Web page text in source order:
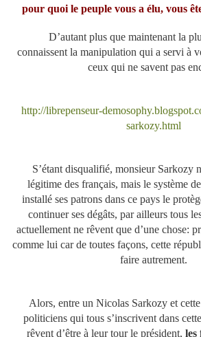
pour quoi le peuple vous a élu, vous
D’autant plus que maintenant la
connaissent la manipulation qui a servi à
ceux qui ne savent pas
http://librepenseur-
sarkozy.html
S’étant disqualifié, monsieur Sarkozy
légitime des français, mais le système
installé ses patrons dans ce pays le
continuer ses dégâts, par ailleurs tous
actuellement ne rêvent que d’une chose:
comme lui car de toutes façons, cette
faire autrement.
Alors, entre un Nicolas Sarkozy et cette
politiciens qui tous s’inscrivent dans
rêvent d’être à leur tour le président, les